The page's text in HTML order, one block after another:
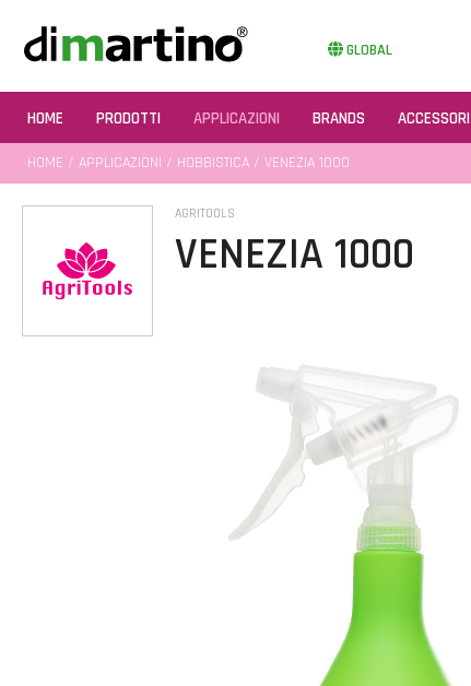
GLOBAL
HOME PRODOTTI APPLICAZIONI BRANDS ACCESSORI
HOME / APPLICAZIONI / HOBBISTICA / VENEZIA 1000
AGRITOOLS
VENEZIA 1000